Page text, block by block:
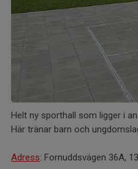
Helt ny sporthall som ligger i
Här tränar barn och
Adress: Fornuddsvägen 36A,